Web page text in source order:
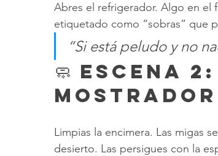
Abres el refrigerador. Algo en el
etiquetado como “sobras” que
“Si está peludo y no
🧼 Escena
Mostrador
Limpias la encimera. Las migas
desierto. Las persigues con la